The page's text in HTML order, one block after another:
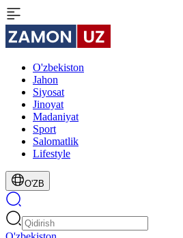
O'zbekiston
Jahon
Siyosat
Jinoyat
Madaniyat
Sport
Salomatlik
Lifestyle
O'ZB